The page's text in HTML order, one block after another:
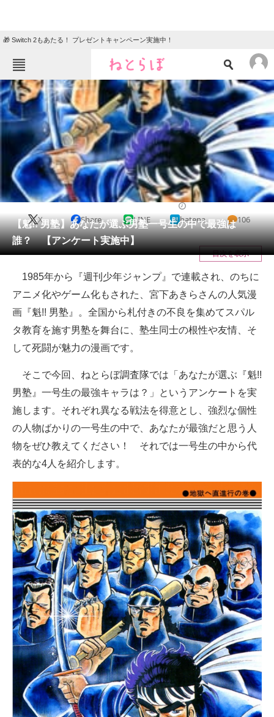
🎁 Switch 2もあたる！ プレゼントキャンペーン実施中！
ねとらぼメニュー
TOP ニュース
クイズ
グルメ 地域
住まい 教育・育児
動物 リサーチ
会員記事
メディア
注目記事を集めた総合ページ
ITの今と未来を見通す
スマホと通信の最新トレンド
進化するPCとデバイスの未来
好きが集まる 比べて選べる
ビジネスと働き方のヒント
AI活用のいまが分かる
企業ITのトレンドを詳説
マーケ×ITの今がよく分かる
ITエンジニア向け専門サイト
企業向けIT製品の総合サイト
IT製品の技術・比較・事例
製造業のIT導入・活用を支援
モノづくり技術者専門サイト
エレクトロニクス専門サイト
電子設計の基本と応用
【魁!! 男塾】あなたが選ぶ男塾一号生の中で最強は
誰？ 【アンケート実施中】
X Share LINE hatena 106
目次を表示
1985年から『週刊少年ジャンプ』で連載され、のちに
アニメ化やゲーム化もされた、宮下あきらさんの人気漫
画『魁!! 男塾』。全国から札付きの不良を集めてスパル
タ教育を施す男塾を舞台に、塾生同士の根性や友情、そ
して死闘が魅力の漫画です。
そこで今回、ねとらぼ調査隊では「あなたが選ぶ『魁!!
男塾』一号生の最強キャラは？」というアンケートを実
施します。それぞれ異なる戦法を得意とし、強烈な個性
の人物ばかりの一号生の中で、あなたが最強だと思う人
物をぜひ教えてください！ それでは一号生の中から代
表的な4人を紹介します。